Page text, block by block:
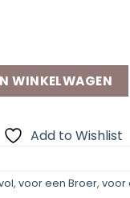
WINKELWAGEN
Add to Wishlist
, voor een Broer, voor